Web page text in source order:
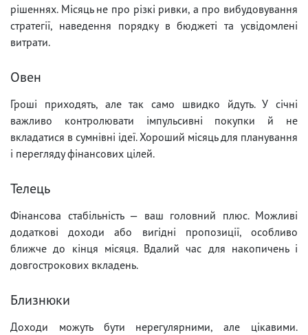
рішеннях. Місяць не про різкі ривки, а про вибудовування
стратегії, наведення порядку в бюджеті та усвідомлені
витрати.
Овен
Гроші приходять, але так само швидко йдуть. У січні
важливо контролювати імпульсивні покупки й не
вкладатися в сумнівні ідеї. Хороший місяць для планування
і перегляду фінансових цілей.
Телець
Фінансова стабільність — ваш головний плюс. Можливі
додаткові доходи або вигідні пропозиції, особливо
ближче до кінця місяця. Вдалий час для накопичень і
довгострокових вкладень.
Близнюки
Доходи можуть бути нерегулярними, але цікавими.